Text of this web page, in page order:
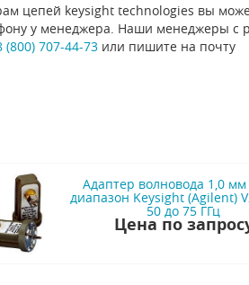
цепей keysight technologies вы
у менеджера. Наши менеджеры с
(800) 707-44-73или пишите на почту
Адаптер волновода 1,0 мм
диапазон Keysight (Agilent)
50 до 75 ГГц
Цена по